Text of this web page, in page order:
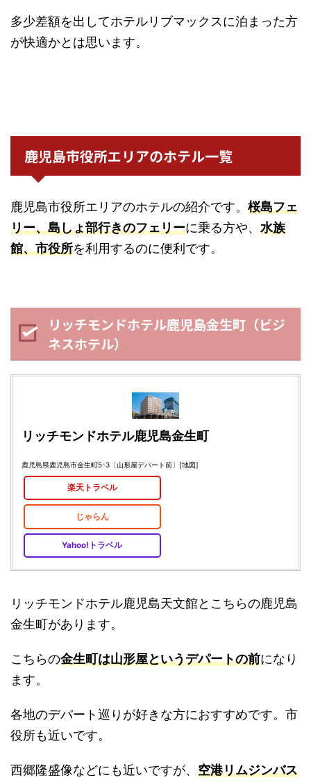
多少差額を出してホテルリブマックスに泊まった方
が快適かとは思います。
鹿児島市役所エリアのホテル一覧
鹿児島市役所エリアのホテルの紹介です。 桜島フェ
リー、島しょ部行きのフェリーに乗る方や、 水族
館、市役所を利用するのに便利です。
リッチモンドホテル鹿児島金生町（ビジ
ネスホテル）
リッチモンドホテル鹿児島金生町
鹿児島県鹿児島市金生町5-3〔山形屋デパート前〕 [地図]
楽天トラベル
じゃらん
Yahoo!トラベル
リッチモンドホテル鹿児島天文館とこちらの鹿児島
金生町があります。
こちらの金生町は山形屋というデパートの前になり
ます。
各地のデパート巡りが好きな方におすすめです。市
役所も近いです。
西郷隆盛像などにも近いですが、 空港リムジンバス